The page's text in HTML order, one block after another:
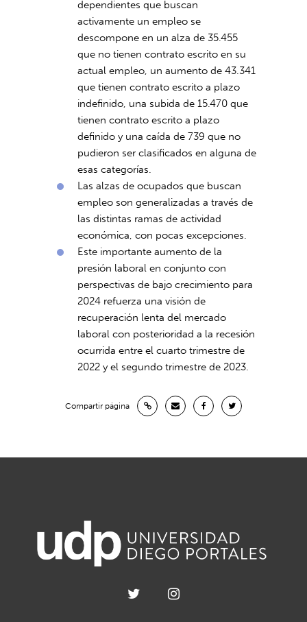
dependientes que buscan
activamente un empleo se
descompone en un alza de 35.455
que no tienen contrato escrito en su
actual empleo, un aumento de 43.341
que tienen contrato escrito a plazo
indefinido, una subida de 15.470 que
tienen contrato escrito a plazo
definido y una caída de 739 que no
pudieron ser clasificados en alguna de
esas categorías.
Las alzas de ocupados que buscan
empleo son generalizadas a través de
las distintas ramas de actividad
económica, con pocas excepciones.
Este importante aumento de la
presión laboral en conjunto con
perspectivas de bajo crecimiento para
2024 refuerza una visión de
recuperación lenta del mercado
laboral con posterioridad a la recesión
ocurrida entre el cuarto trimestre de
2022 y el segundo trimestre de 2023.
Compartir página